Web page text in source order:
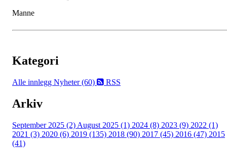
Manne
Kategori
Alle innlegg Nyheter (60) RSS
Arkiv
September 2025 (2) August 2025 (1) 2024 (8) 2023 (9) 2022 (1)
2021 (3) 2020 (6) 2019 (135) 2018 (90) 2017 (45) 2016 (47) 2015
(41)